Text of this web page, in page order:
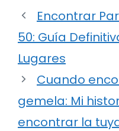
Encontrar
50: Guía
Lugares
Cuando
gemela: Mi
encontrar la